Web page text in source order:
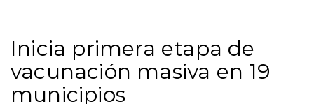
Inicia primera etapa de
vacunación masiva en 19
municipios